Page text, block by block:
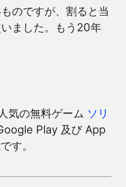
のですが、割ると当
ました。もう20年
気の無料ゲーム ソリ
Play 及び App
す。